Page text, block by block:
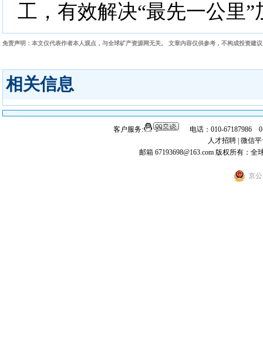
工，有效解决“最先一公里”
免责声明：本文仅代表作者本人观点，与全球矿产资源网无关。 文章内容仅供参考，不构成投资建
相关信息
客户服务:
电话：010-67187986
人才招聘 微信
邮箱 67193698@163.com 版权所有：全
京公